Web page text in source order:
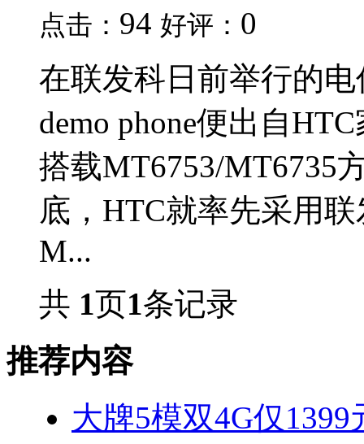
点击： 94 好评： 0
在联发科日前举行的
demo phone便出自
搭载MT6753/MT6735
底，HTC就率先采用
M...
共 1页1条记录
推荐内容
大牌5模双4G仅1399